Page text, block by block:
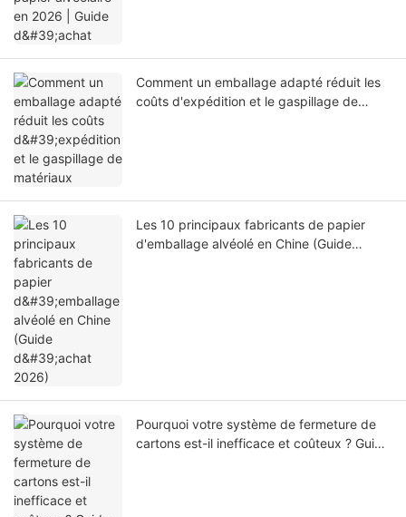
Comment un emballage adapté réduit les
coûts d'expédition et le gaspillage de
Les 10 principaux fabricants de papier
d'emballage alvéolé en Chine (Guide
Pourquoi votre système de fermeture de
cartons est-il inefficace et coûteux ? Guide